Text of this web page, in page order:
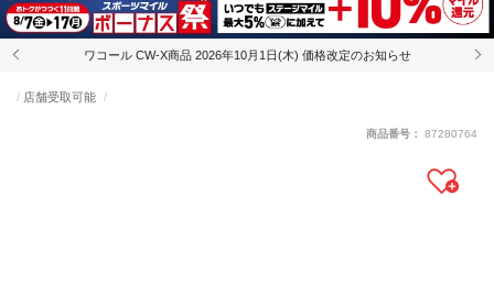
ワコール CW-X商品 2026年10月1日(木) 価格改定のお知らせ
店舗受取可能
商品番号： 87280764